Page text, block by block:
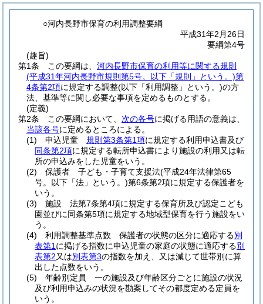
○河内長野市保育の利用調整要綱
平成31年2月26日
要綱第4号
(趣旨)
第1条
この要綱は、 河内長野市保育の利用等に関する規則
(平成31年河内長野市規則第5号。以下「規則」という。)第
4条第2項に規定する調整(以下「利用調整」という。)の方
法、基準等に関し必要な事項を定めるものとする。
(定義)
第2条
この要綱において、 次の各号に掲げる用語の意義は、
当該各号に定めるところによる。
(1)
申込児童 規則第3条第1項に規定する利用申込書及び
同条第2項に規定する転所申込書により施設の利用又は転
所の申込みをした児童をいう。
(2)
保護者 子ども・子育て支援法(平成24年法律第65
号。以下「法」という。)第6条第2項に規定する保護者を
いう。
(3)
施設 法第7条第4項に規定する保育所及び認定こども
園並びに同条第5項に規定する地域型保育を行う施設をい
う。
(4)
利用調整基準点数 保護者の状態の区分に適応する別
表第1 に掲げる指数に申込児童の家庭の状態に適応する別
表第2又は別表第3の指数を加え、又は減じて世帯別に算
出した点数をいう。
(5)
年齢別定員 一の施設及び年齢区分ごとに施設の状況
及び利用申込みの状況を勘案してその都度定める定員を
いう。